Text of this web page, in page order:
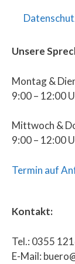
Unsere
Montag &
9:00 – 12:00
Mittwoch &
9:00 – 12:00
Termin auf
Kontakt:
Tel.: 0355
E-Mail: